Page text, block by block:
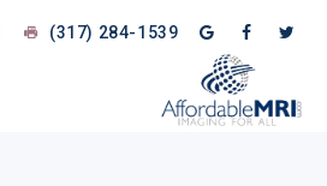
(317) 284-1539